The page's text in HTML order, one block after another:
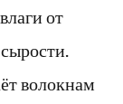
от
волокнам